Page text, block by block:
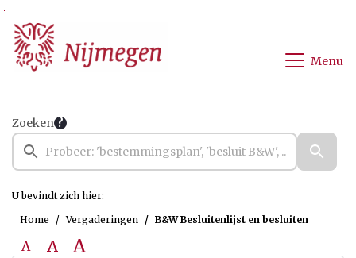
Menu
Zoeken
U bevindt zich hier:
Home
Vergaderingen B&W Besluitenlijst en besluiten
A A A